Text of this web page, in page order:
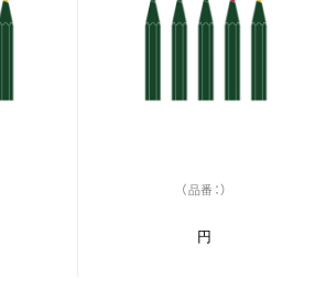
（品番：）
円